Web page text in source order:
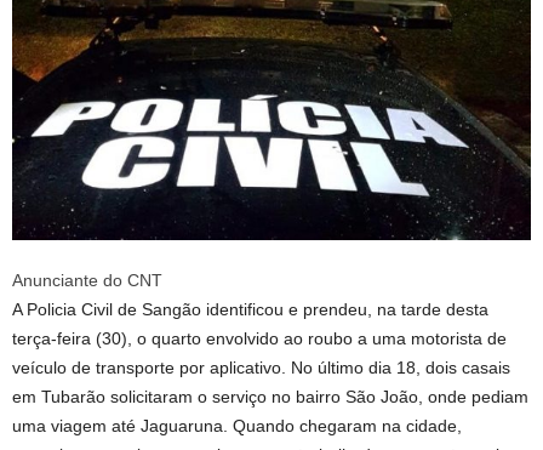
Anunciante do CNT
A Policia Civil de Sangão identificou e prendeu, na tarde desta
terça-feira (30), o quarto envolvido ao roubo a uma motorista de
veículo de transporte por aplicativo. No último dia 18, dois casais
em Tubarão solicitaram o serviço no bairro São João, onde pediam
uma viagem até Jaguaruna. Quando chegaram na cidade,